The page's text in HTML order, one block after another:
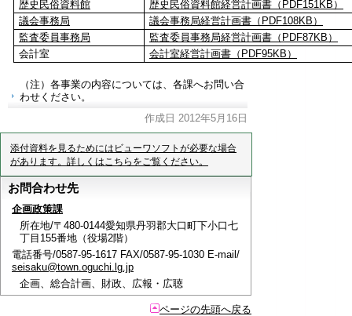
歴史民俗資料館
歴史民俗資料館経営計画書（PDF151KB）
議会事務局
議会事務局経営計画書（PDF108KB）
監査委員事務局
監査委員事務局経営計画書（PDF87KB）
会計室
会計室経営計画書（PDF95KB）
（注）各事業の内容については、各課へお問い合
わせください。
作成日 2012年5月16日
添付資料を見るためにはビューワソフトが必要な場合
があります。詳しくはこちらをご覧ください。
お問合わせ先
企画政策課
所在地/〒480-0144愛知県丹羽郡大口町下小口七
丁目155番地（役場2階）
電話番号/0587-95-1617 FAX/0587-95-1030 E-mail/
seisaku@town.oguchi.lg.jp
企画、総合計画、財政、広報・広聴
ページの先頭へ戻る